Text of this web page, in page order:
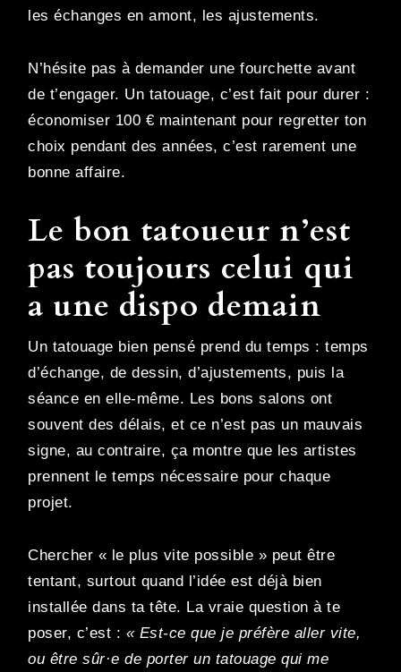
les échanges en amont, les ajustements.
N’hésite pas à demander une fourchette avant
de t’engager. Un tatouage, c’est fait pour durer :
économiser 100 € maintenant pour regretter ton
choix pendant des années, c’est rarement une
bonne affaire.
Le bon tatoueur n’est
pas toujours celui qui
a une dispo demain
Un tatouage bien pensé prend du temps : temps
d’échange, de dessin, d’ajustements, puis la
séance en elle-même. Les bons salons ont
souvent des délais, et ce n’est pas un mauvais
signe, au contraire, ça montre que les artistes
prennent le temps nécessaire pour chaque
projet.
Chercher « le plus vite possible » peut être
tentant, surtout quand l’idée est déjà bien
installée dans ta tête. La vraie question à te
poser, c’est : « Est-ce que je préfère aller vite,
ou être sûr·e de porter un tatouage qui me